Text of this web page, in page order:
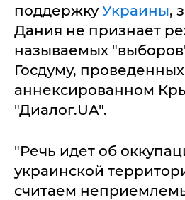
поддержкуУкраины,
Дания не признает
называемых
Госдуму,
аннексированном
"Диалог.UA".
"Речь идет об
украинской
считаем